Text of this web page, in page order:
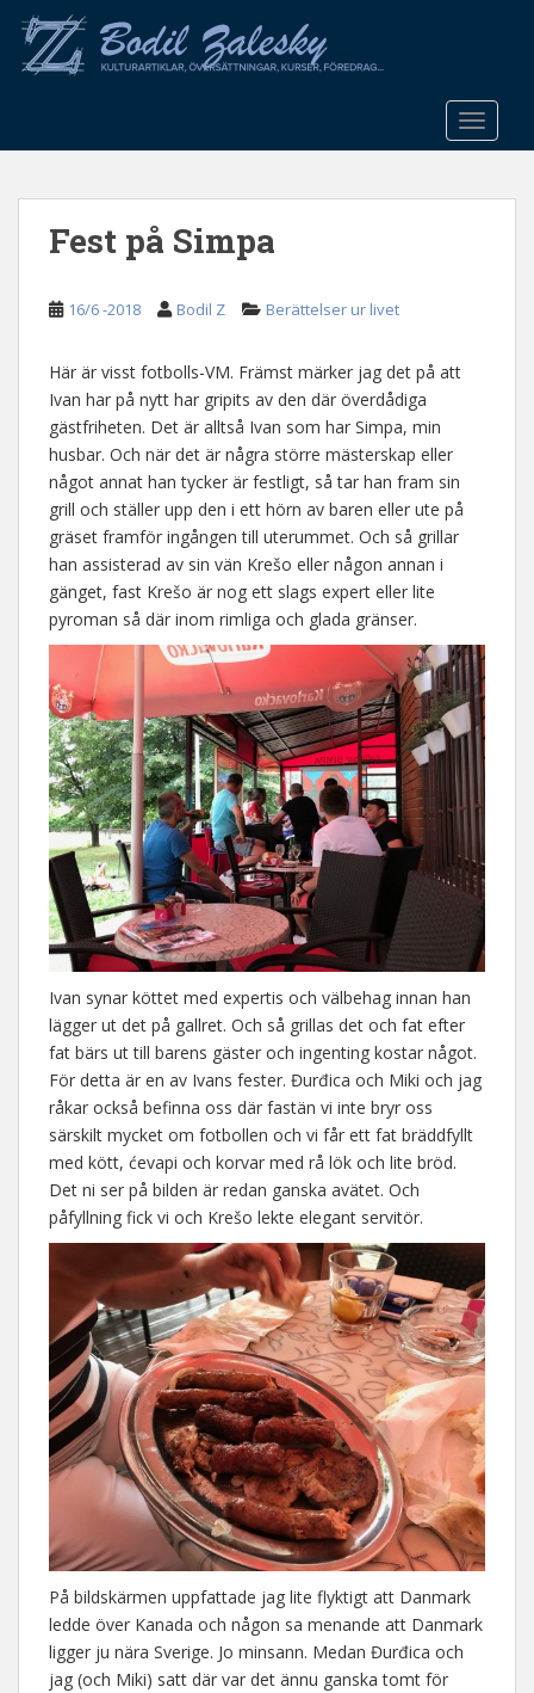
o
Fest på Simpa
16/6 -2018 Bodil Z Berättelser ur livet
Här är visst fotbolls-VM. Främst märker jag det på att
Ivan har på nytt har gripits av den där överdådiga
gästfriheten. Det är alltså Ivan som har Simpa, min
husbar. Och när det är några större mästerskap eller
något annat han tycker är festligt, så tar han fram sin
grill och ställer upp den i ett hörn av baren eller ute på
gräset framför ingången till uterummet. Och så grillar
han assisterad av sin vän Krešo eller någon annan i
gänget, fast Krešo är nog ett slags expert eller lite
pyroman så där inom rimliga och glada gränser.
Ivan synar köttet med expertis och välbehag innan han
lägger ut det på gallret. Och så grillas det och fat efter
fat bärs ut till barens gäster och ingenting kostar något.
För detta är en av Ivans fester. Đurđica och Miki och jag
råkar också befinna oss där fastän vi inte bryr oss
särskilt mycket om fotbollen och vi får ett fat bräddfyllt
med kött, ćevapi och korvar med rå lök och lite bröd.
Det ni ser på bilden är redan ganska avätet. Och
påfyllning fick vi och Krešo lekte elegant servitör.
På bildskärmen uppfattade jag lite flyktigt att Danmark
ledde över Kanada och någon sa menande att Danmark
ligger ju nära Sverige. Jo minsann. Medan Đurđica och
jag (och Miki) satt där var det ännu ganska tomt för